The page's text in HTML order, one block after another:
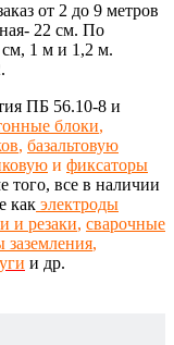
от 2 до 9 метров
22 см. По
см, 1 м и 1,2 м.
ПБ 56.10-8 и
блоки,
, базальтовую
и фиксаторы
того, все в наличии
как электроды
и резаки, сварочные
заземления,
и др.